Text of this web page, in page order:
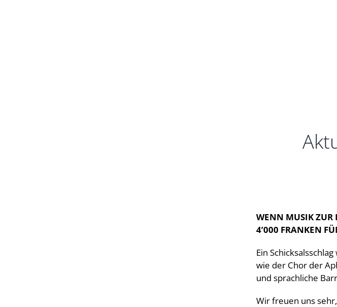
WENN MUSIK ZUR
4’000 FRANKEN
Ein
wie der Chor der
und sprachliche
Wir freuen uns